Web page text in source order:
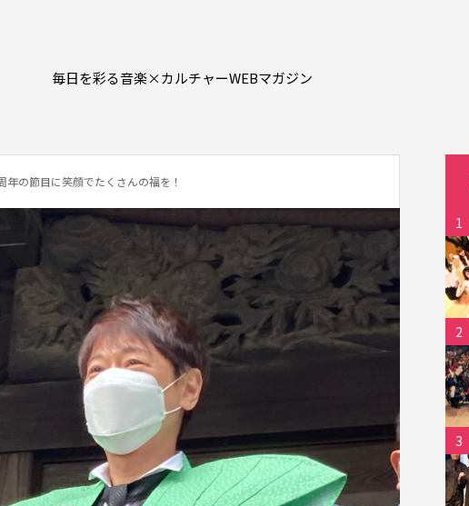
毎日を彩る音楽×カルチャーWEBマガジン
の節目に笑顔でたくさんの福を！
1
2
3